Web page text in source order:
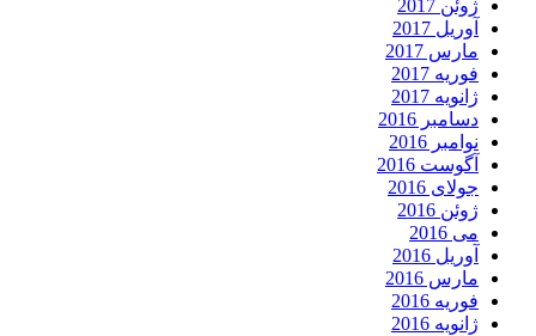
ژوئن 2017
آوریل 2017
مارس 2017
فوریه 2017
ژانویه 2017
دسامبر 2016
نوامبر 2016
آگوست 2016
جولای 2016
ژوئن 2016
می 2016
آوریل 2016
مارس 2016
فوریه 2016
ژانویه 2016